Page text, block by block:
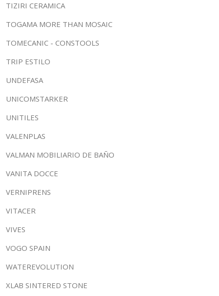
TIZIRI CERAMICA
TOGAMA MORE THAN MOSAIC
TOMECANIC - CONSTOOLS
TRIP ESTILO
UNDEFASA
UNICOMSTARKER
UNITILES
VALENPLAS
VALMAN MOBILIARIO DE BAÑO
VANITA DOCCE
VERNIPRENS
VITACER
VIVES
VOGO SPAIN
WATEREVOLUTION
XLAB SINTERED STONE